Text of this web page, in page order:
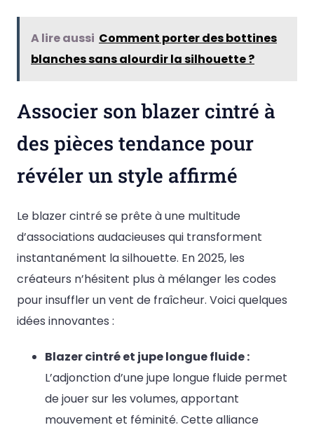
A lire aussi Comment porter des bottines
blanches sans alourdir la silhouette ?
Associer son blazer cintré à
des pièces tendance pour
révéler un style affirmé
Le blazer cintré se prête à une multitude
d’associations audacieuses qui transforment
instantanément la silhouette. En 2025, les
créateurs n’hésitent plus à mélanger les codes
pour insuffler un vent de fraîcheur. Voici quelques
idées innovantes :
Blazer cintré et jupe longue fluide :
L’adjonction d’une jupe longue fluide permet
de jouer sur les volumes, apportant
mouvement et féminité. Cette alliance